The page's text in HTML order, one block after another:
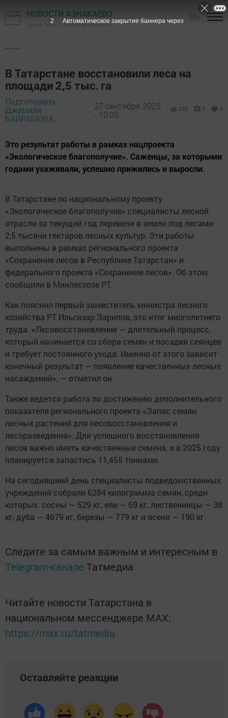
НОВОСТИ АЗНАКАЕВО
Газета "Маяк" - Азнакаевский район
-----
В Татарстане восстановили леса на
площади 2,5 тыс. га
Подготовила
Джамиля
БАЙРАМОВА,
27 сентября 2025
- 10:05
233 0 0
Это результат работы в рамках нацпроекта
«Экологическое благополучие». Саженцы, за которыми
годами ухаживали, успешно прижились и выросли.
В Татарстане по национальному проекту
«Экологическое благополучие» специалисты лесной
отрасли за текущий год перевели в земли под лесами
2,5 тысячи гектаров лесных культур. Эти работы
выполнены в рамках регионального проекта
«Сохранение лесов в Республике Татарстан» и
федерального проекта «Сохранение лесов». Об этом
сообщили в Минлесхозе РТ.
Как пояснил первый заместитель министра лесного
хозяйства РТ Ильгизар Зарипов, это итог многолетнего
труда. «Лесовосстановление — длительный процесс,
который начинается со сбора семян и посадки сеянцев
и требует постоянного ухода. Именно от этого зависит
конечный результат — появление качественных лесных
насаждений», — отметил он.
Также ведется работа по достижению дополнительного
показателя регионального проекта «Запас семян
лесных растений для лесовосстановления и
лесоразведения». Для успешного восстановления
лесов важно иметь качественные семена, и в 2025 году
планируется запастись 11,455 тоннами.
На сегодняшний день специалисты подведомственных
учреждений собрали 6284 килограмма семян, среди
которых: сосны — 529 кг, ели — 69 кг, лиственницы — 38
кг, дуба — 4679 кг, березы — 779 кг и ясеня — 190 кг.
Следите за самым важным и интересным в
Telegram-канале Татмедиа
Читайте новости Татарстана в
национальном мессенджере MАХ:
https://max.ru/tatmedia
Оставляйте реакции